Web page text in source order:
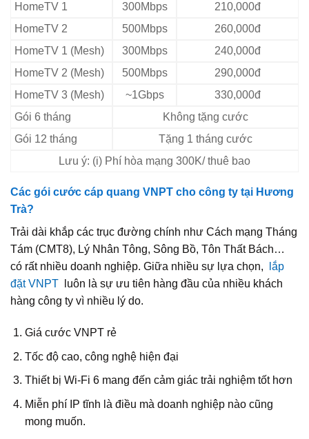
HomeTV 1
300Mbps
210,000đ
HomeTV 2
500Mbps
260,000đ
HomeTV 1 (Mesh)
300Mbps
240,000đ
HomeTV 2 (Mesh)
500Mbps
290,000đ
HomeTV 3 (Mesh)
~1Gbps
330,000đ
Gói 6 tháng
Không tặng cước
Gói 12 tháng
Tặng 1 tháng cước
Lưu ý: (i) Phí hòa mạng 300K/ thuê bao
Các gói cước cáp quang VNPT cho công ty tại Hương
Trà?
Trải dài khắp các trục đường chính như Cách mạng Tháng
Tám (CMT8), Lý Nhân Tông, Sông Bồ, Tôn Thất Bách…
có rất nhiều doanh nghiệp. Giữa nhiều sự lựa chọn,
lắp
đặt VNPT
luôn là sự ưu tiên hàng đầu của nhiều khách
hàng công ty vì nhiều lý do.
Giá cước VNPT rẻ
Tốc độ cao, công nghệ hiện đại
Thiết bị Wi-Fi 6 mang đến cảm giác trải nghiệm tốt hơn
Miễn phí IP tĩnh là điều mà doanh nghiệp nào cũng
mong muốn.